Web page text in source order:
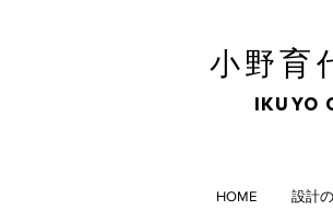
小野育
IKUYO
HOME 設計